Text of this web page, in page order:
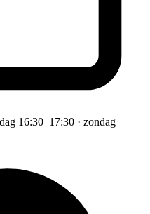
16:30–17:30 · zondag